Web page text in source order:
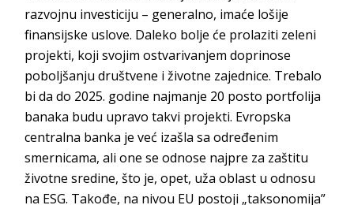
razvojnu investiciju – generalno, imaće lošije
finansijske uslove. Daleko bolje će prolaziti zeleni
projekti, koji svojim ostvarivanjem doprinose
poboljšanju društvene i životne zajednice. Trebalo
bi da do 2025. godine najmanje 20 posto portfolija
banaka budu upravo takvi projekti. Evropska
centralna banka je već izašla sa određenim
smernicama, ali one se odnose najpre za zaštitu
životne sredine, što je, opet, uža oblast u odnosu
na ESG. Takođe, na nivou EU postoji „taksonomija”